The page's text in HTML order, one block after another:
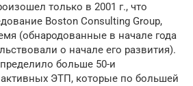
только в 2001 г., что
Boston Consulting Group,
(обнародованные в начале года
о начале его развития).
больше 50-и
ЭТП, которые по большей